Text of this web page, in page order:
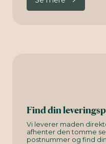
Find din
Vi leverer maden
afhenter den tomme
postnummer og find din